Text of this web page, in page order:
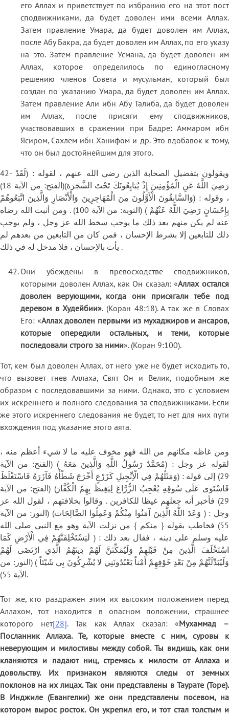
его Аллах и приветствует по избранию его на этот пост
сподвижниками, да будет доволен ими всеми Аллах.
Затем правление Умара, да будет доволен им Аллах,
после Абу Бакра, да будет доволен им Аллах, по его указу
на это. Затем правление Усмана, да будет доволен им
Аллах, которое определилось по единогласному
решению членов Совета и мусульман, который был
создан по указанию Умара, да будет доволен им Аллах.
Затем правление Али ибн Абу Талиба, да будет доволен
им Аллах, после присяги ему сподвижников,
участвовавших в сражении при Бадре: Аммаром ибн
Ясиром, Сахлем ибн Ханифом и др. Это вдобавок к тому,
что он был достойнейшим для этого.
42- ويقولون بتفضيل الصحابة الذين رضي الله عنهم ، لقوله : (لَقَدْ
رَضِيَ اللَّهُ عَنِ الْمُؤْمِنِينَ إِذْ يُبَايِعُونَكَ تَحْتَ الشَّجَرَة)(الفتح: من الآية 18)
، وقوله : (وَالسَّابِقُونَ الْأَوَّلُونَ مِنَ الْمُهَاجِرِينَ وَالْأَنْصَارِ وَالَّذِينَ اتَّبَعُوهُمْ
بِإِحْسَانٍ رَضِيَ اللَّهُ عَنْهُمْ ) (التوبة: من الآية 100) . ومن أثبت الله رضاه
عنه لم يكن منهم بعد ذلك ما يوجب سخط الله عز وجل ، ولم يوجب
ذلك للتابعين إلا بشرط الإحسان ، فمن كان من التابعين من بعدهم لم
يأت بالإحسان ، فلا مدخل له في ذلك .
Они убеждены в превосходстве сподвижников,
которыми доволен Аллах, как Он сказал: «Аллах остался
доволен верующими, когда они присягали тебе под
деревом в Худейбии». (Коран 48:18). А так же в Словах
Его: «Аллах доволен первыми из мухаджиров и ансаров,
которые опередили остальных, и теми, которые
последовали строго за ними». (Коран 9:100).
Тот, кем был доволен Аллах, от него уже не будет исходить то,
что вызовет гнев Аллаха, Свят Он и Велик, подобным же
образом с последовавшими за ними. Однако, это с условием
их искреннего и полного следования за сподвижниками. Если
же этого искреннего следования не будет, то нет для них пути
вхождения под указание этого аята.
ومن غاظه مكانهم من الله فهو مخوف عليه ما لا شيء أعظم منه ،
لقوله عز وجل : (مُحَمَّدٌ رَسُولُ اللَّهِ وَالَّذِينَ مَعَهُ ) (الفتح: من الآية
29) إلى قوله : (وَمَثَلُهُمْ فِي الْأِنْجِيلِ كَزَرْعٍ أَخْرَجَ شَطْأَهُ فَآزَرَهُ فَاسْتَغْلَظَ
فَاسْتَوَى عَلَى سُوقِهِ يُعْجِبُ الزُّرَّاعَ لِيَغِيظَ بِهِمُ الْكُفَّارَ) (الفتح: من الآية
29) فأخبر أنه جعلهم غيظا للكافرين . وقالوا بخلافتهم ، لقول الله عز
وجل : ( وَعَدَ اللَّهُ الَّذِينَ آمَنُوا مِنْكُمْ وَعَمِلُوا الصَّالِحَات) (النور: من الآية
55) فخاطب بقوله { منكم } من نزلت الآية وهو مع النبي صلى الله
عليه وسلم على دينه ، فقال بعد ذلك : ( لَيَسْتَخْلِفَنَّهُمْ فِي الْأَرْضِ كَمَا
اسْتَخْلَفَ الَّذِينَ مِنْ قَبْلِهِمْ وَلَيُمَكِّنَنَّ لَهُمْ دِينَهُمُ الَّذِي ارْتَضَى لَهُمْ
وَلَيُبَدِّلَنَّهُمْ مِنْ بَعْدِ خَوْفِهِمْ أَمْناً يَعْبُدُونَنِي لا يُشْرِكُونَ بِي شَيْئاً ) (النور: من
الآية 55).
Тот же, кто раздражен этим их высоким положением перед
Аллахом, тот находится в опасном положении, страшнее
которого нет[28]. Так как Аллах сказал: «Мухаммад –
Посланник Аллаха. Те, которые вместе с ним, суровы к
неверующим и милостивы между собой. Ты видишь, как они
кланяются и падают ниц, стремясь к милости от Аллаха и
довольству. Их признаком являются следы от земных
поклонов на их лицах. Так они представлены в Таурате (Торе).
В Инджиле (Евангелии) же они представлены посевом, на
котором вырос росток. Он укрепил его, и тот стал толстым и